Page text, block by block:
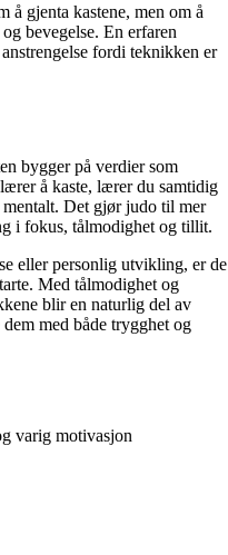
å gjenta kastene, men om å
bevegelse. En erfaren
fordi teknikken er
bygger på verdier som
å kaste, lærer du samtidig
Det gjør judo til mer
i fokus, tålmodighet og tillit.
eller personlig utvikling, er de
Med tålmodighet og
blir en naturlig del av
med både trygghet og
varig motivasjon